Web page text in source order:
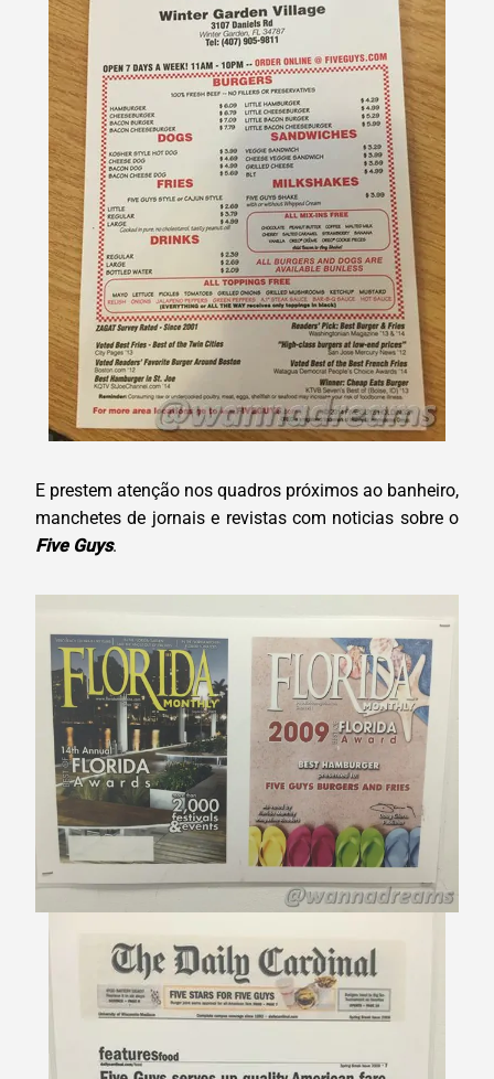
E prestem atenção nos quadros próximos ao banheiro,
manchetes de jornais e revistas com noticias sobre o
Five Guys.